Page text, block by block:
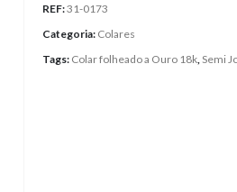
REF:31-0173
Categoria: Colares
Tags: Colar folheado a Ouro 18k ,Semi